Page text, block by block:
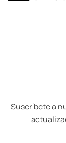
Suscríbete a